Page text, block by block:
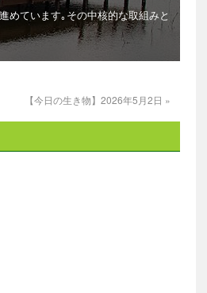
埋め立て後に出来たデコボコの地形が､
かえり､メダカが誕生したり､ガレキに卵
少な生物も見られました。
【今日の生き物】2026年5月2日 »